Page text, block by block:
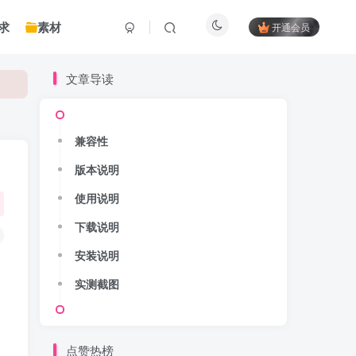
素材 开通会员
文章导读
兼容性
版本说明
使用说明
下载说明
安装说明
实测截图
点赞热榜